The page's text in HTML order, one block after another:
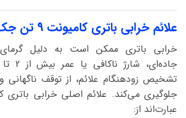
علائم خرابی باتری کامیونت 9 تن جک
خرابی باتری ممکن است به دلیل
تشخیص زودهنگام علائم، از توقف ناگهانی
عبارت‌اند از: